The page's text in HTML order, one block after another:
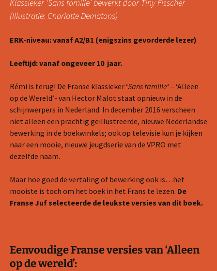
Klassieker ‘Sans famille’ bewerkt door Tiny Fisscher
(Illustratie: Charlotte Dematons)
ERK-niveau: vanaf A2/B1 (enigszins gevorderde lezer)
Leeftijd: vanaf ongeveer 10 jaar.
Rémi is terug! De Franse klassieker ‘Sans famille‘ – ‘Alleen
op de Wereld’- van Hector Malot staat opnieuw in de
schijnwerpers in Nederland. In december 2016 verscheen
niet alleen een prachtig geïllustreerde, nieuwe Nederlandse
bewerking in de boekwinkels; ook op televisie kun je kijken
naar een mooie, nieuwe jeugdserie van de VPRO met
dezelfde naam.
Maar hoe goed de vertaling of bewerking ook is…het
mooiste is toch om het boek in het Frans te lezen. De
Franse Juf selecteerde de leukste versies van dit boek.
Eenvoudige Franse versies van ‘Alleen
op de wereld’: